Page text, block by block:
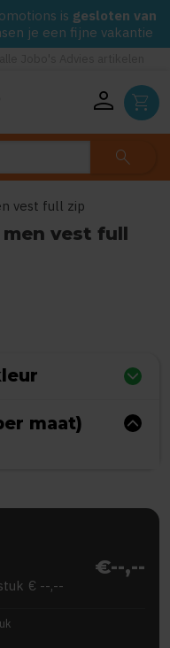
is gesloten van
je een fijne vakantie
person shopping_cart
search
vest full zip
men vest full
maat)
€--,--
€ --,--